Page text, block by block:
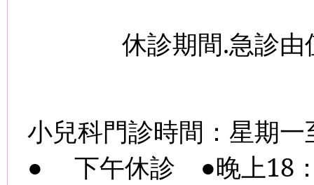
休診期間.急診由
小兒科門診時間：星期
●
下午休診 ●晚上18